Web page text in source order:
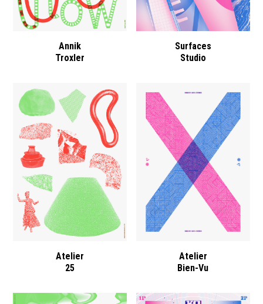
Annik
Troxler
Surfaces
Studio
Atelier
25
Atelier
Bien-Vu